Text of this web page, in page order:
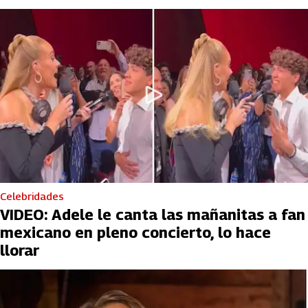
Celebridades
VIDEO: Adele le canta las mañanitas a fan
mexicano en pleno concierto, lo hace
llorar